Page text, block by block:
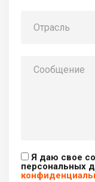
Я даю свое
персональных